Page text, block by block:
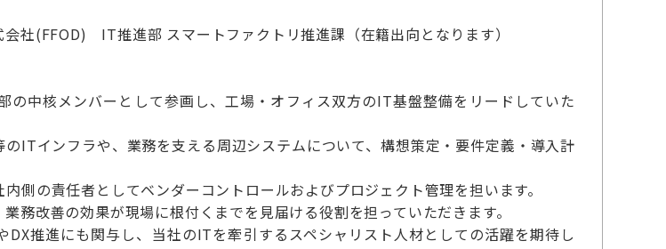
社(FFOD) IT推進部 スマートファクトリ推進課（在籍出向となります）
の中核メンバーとして参画し、工場・オフィス双方のIT基盤整備をリードしていた
ITインフラや、業務を支える周辺システムについて、構想策定・要件定義・導入計
側の責任者としてベンダーコントロールおよびプロジェクト管理を担います。
務改善の効果が現場に根付くまでを見届ける役割を担っていただきます。
推進にも関与し、当社のITを牽引するスペシャリスト人材としての活躍を期待し